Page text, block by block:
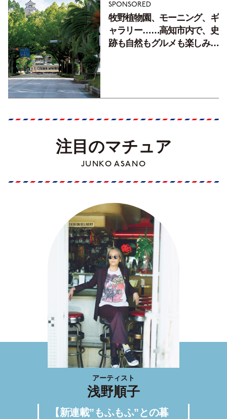
SPONSORED
牧野植物園、モーニング、ギ
ャラリー……高知市内で、史
跡も自然もグルメも楽しみ尽
注目のマチュア
JUNKO ASANO
アーティスト
浅野順子
【新連載”もふもふ”との暮